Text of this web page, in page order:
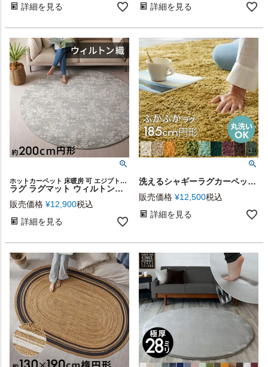
詳細を見る 詳細を見る
ホットカーペット 床暖房 可 エジプトラグ デザインラグ 約 2畳 敷物 ベッドルーム ヴィンテージ風 模様替え ワンルーム 一人暮らし 新生活 円形ラグ アンティーク風 オリエンタル
ラグ ラグマット ウィルトン織 リーフ ボタニカル エジプト製 約 200×200cm 円形 約 W 200cm D 200cm H 1cm 絨毯 マット カーペット ペルシャ ペルシャ絨毯風 ペルシャ風 オールシーズン 春 夏 秋 冬 リビング 寝室 おしゃれ 北欧 リゾート インテリア 西海岸 [eg84277]
販売価格 ¥12,900税込
詳細を見る
洗えるシャギーラグカーペット[強力滑り止め付き]直径約185cm【生活雑貨のELEMENTS本店】
販売価格 ¥12,500税込
詳細を見る